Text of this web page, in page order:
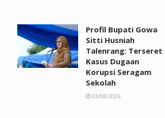
Profil Bupati Gowa
Sitti Husniah
Talenrang: Terseret
Kasus Dugaan
Korupsi Seragam
Sekolah
03/08/2026